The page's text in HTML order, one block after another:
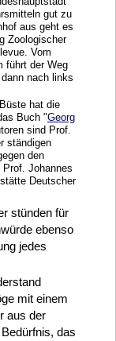
gut zu
aus geht es
Zoologischer
Vom
führt der Weg
nach links
hat die
Buch "Georg
sind Prof.
ständigen
den
Johannes
Deutscher
stünden für
ebenso
jedes
mit einem
aus der
das